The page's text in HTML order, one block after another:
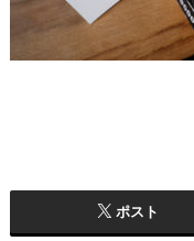
ポスト